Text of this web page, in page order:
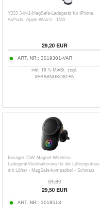
Y333 3-in-1-MagSafe-Ladegerät für iPhone,
AirPods, Apple Watch - 15W
29,20EUR
ART. NR.: 3019301-VAR
inkl. 19 % MwSt. zzgl.
VERSANDKOSTEN
Essager 15W Magnet-Wireless-
Ladegerät/Autohalterung für die Lüftungsdüse
mit Lüfter - MagSafe-kompatibel - Schwarz
31,80
29,50EUR
ART. NR.: 3018513